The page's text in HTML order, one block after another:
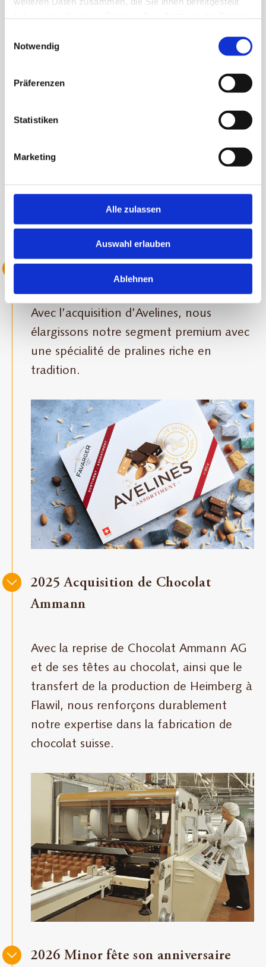
Notwendig
Präferenzen
Statistiken
Marketing
Alle zulassen
Auswahl erlauben
Ablehnen
Maestrani fête son 170e anniversaire
avec un événement jubilaire à Saint-Gall.
Avec l’acquisition d’Avelines, nous
élargissons notre segment premium avec
une spécialité de pralines riche en
tradition.
2025 Acquisition de Chocolat
Ammann
Avec la reprise de Chocolat Ammann AG
et de ses têtes au chocolat, ainsi que le
transfert de la production de Heimberg à
Flawil, nous renforçons durablement
notre expertise dans la fabrication de
chocolat suisse.
2026 Minor fête son anniversaire